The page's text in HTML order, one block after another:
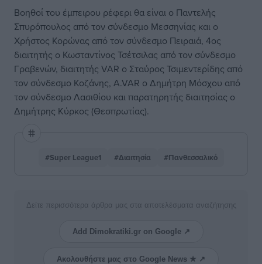
Βοηθοί του έμπειρου ρέφερι θα είναι ο Παντελής
Σπυρόπουλος από τον σύνδεσμο Μεσσηνίας και ο
Χρήστος Κορώνας από τον σύνδεσμο Πειραιά, 4ος
διαιτητής ο Κωσταντίνος Τσέτσιλας από τον σύνδεσμο
Γραβενών, διαιτητής VAR ο Σταύρος Τσιμεντερίδης από
τον σύνδεσμο Κοζάνης, A.VAR ο Δημήτρη Μόσχου από
τον σύνδεσμο Λασιθίου και παρατηρητής διαιτησίας ο
Δημήτρης Κύρκος (Θεσπρωτίας).
#Super League1 #Διαιτησία #Πανθεσσαλικό
Δείτε περισσότερα άρθρα μας στα αποτελέσματα αναζήτησης
Add Dimokratiki.gr on Google ↗
Ακολουθήστε μας στο Google News ★ ↗